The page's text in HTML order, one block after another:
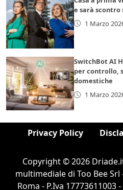
e sarà scontro
1 Marzo
SwitchBot AI
per controllo,
domestiche
1 Marzo
Privacy Policy
Copyright © 2026
multimediale di Too Bee Srl
Roma - P.Iva